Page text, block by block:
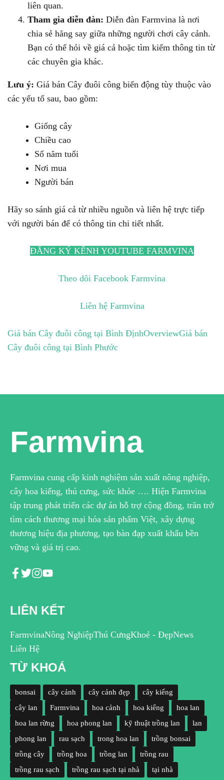
liên quan.
Tham gia diễn đàn: Diễn đàn Farmvina là nơi
chia sẻ hăng say giữa những người chơi cây cảnh.
Bạn có thể hỏi về giá cả hoặc tìm kiếm thông tin từ
các chuyên gia khác.
Lưu ý: Giá bán Cây đuôi công biến động tùy thuộc vào
các yếu tố sau, bao gồm:
Giống cây
Chiều cao
Số năm tuổi
Nơi mua
Người bán
Hãy so sánh giá cả từ nhiều nguồn và liên hệ trực tiếp
với người bán để có thông tin chi tiết nhất.
ĐĂNG KÝ KÊNH YOUTUBE FARMVINA
Theo dõi Facebook Farmvina
Liên hệ Farmvina
Giá bán Cây đuôi công tại Bình ĐịnhOverviewGiá bán
Cây đuôi công tại Bình Phước
Farmvina
Farmvina cung cấp kinh nghiệm sản xuất nông nghiệp,
cây hoa kiểng, thú cưng, sức khỏe …. Hiện Farmvina
tập trung phát triển các dự án hỗ trợ cộng đồng, trăn trở
tìm cách thương mại hóa sản phẩm Việt, xây dựng
thương hiệu địa phương, tạo bàn đạp xuất khẩu bền
vững và giá trị cao.
LIÊN KẾT
FarmvinaNông NghiệpThú CưngKhoẻ - ĐẹpNews
Liên Hệ
TỪ KHOÁ
bonsai cây cảnh cây cảnh đẹp
cây kiểng
cây lan
Farmvina hoa cảnh hoa kiểng
hoa lan
hoa lan rừng
hoa phong lan kỹ thuật trồng lan
lan
phong lan
rau sạch trong hoa lan
trồng bonsai
trồng cây
trồng hoa trồng lan
trồng rau
trồng rau sạch
trồng rau sạch tại nhà tại nhà